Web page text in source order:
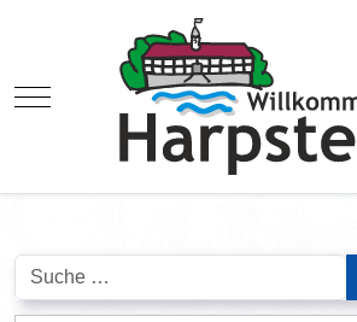
Mobile Menu Toggle
Suchen